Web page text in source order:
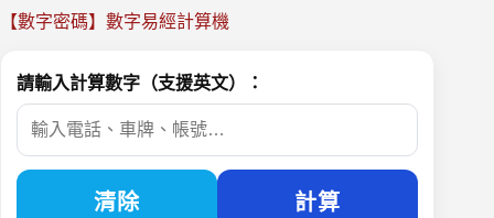
【數字密碼】數字易經計算機
請輸入計算數字（支援英文）：
清除 計算